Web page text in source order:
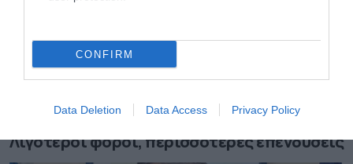
CONFIRM
Data Deletion Data Access Privacy Policy
29.07.2026
Λιγότεροι φόροι, περισσότερες επενδύσεις